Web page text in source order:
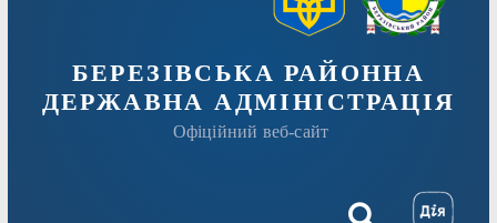
БЕРЕЗІВСЬКА РАЙОННА
ДЕРЖАВНА АДМІНІСТРАЦІЯ
Офіційний веб-сайт